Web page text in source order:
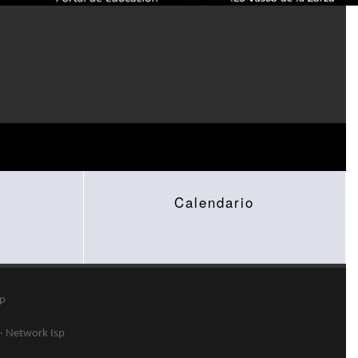
Calendario
Network Isp